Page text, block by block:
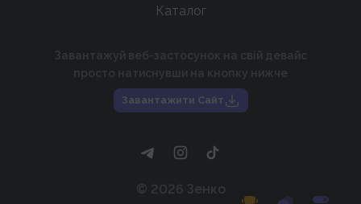
Каталог
Завантажуй веб-застосунок на свій девайс
просто натиснувши на кнопку нижче
Завантажити Сайт
© 2026 Зенко